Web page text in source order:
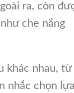
ra, còn
che nắng
khác nhau, từ
nhắc chọn